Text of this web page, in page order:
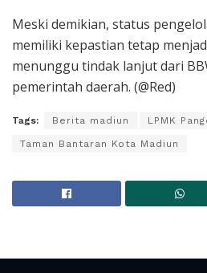
Meski demikian, status
memiliki kepastian tetap
menunggu tindak lanjut dari
pemerintah daerah. (@Red)
Tags: Berita madiun LPMK
Taman Bantaran Kota Madiun